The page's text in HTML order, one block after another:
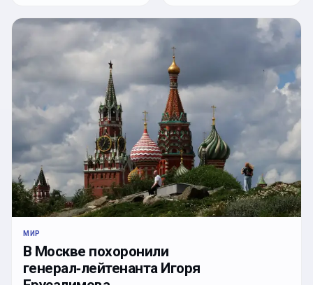
МИР
В Москве похоронили
генерал‑лейтенанта Игоря